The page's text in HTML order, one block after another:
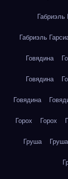
Габриэль
Говядина
Говядина
Говядина
Горох Горох
Груша Груша